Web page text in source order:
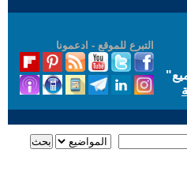
التبرع للموقع - ادعمونا
"